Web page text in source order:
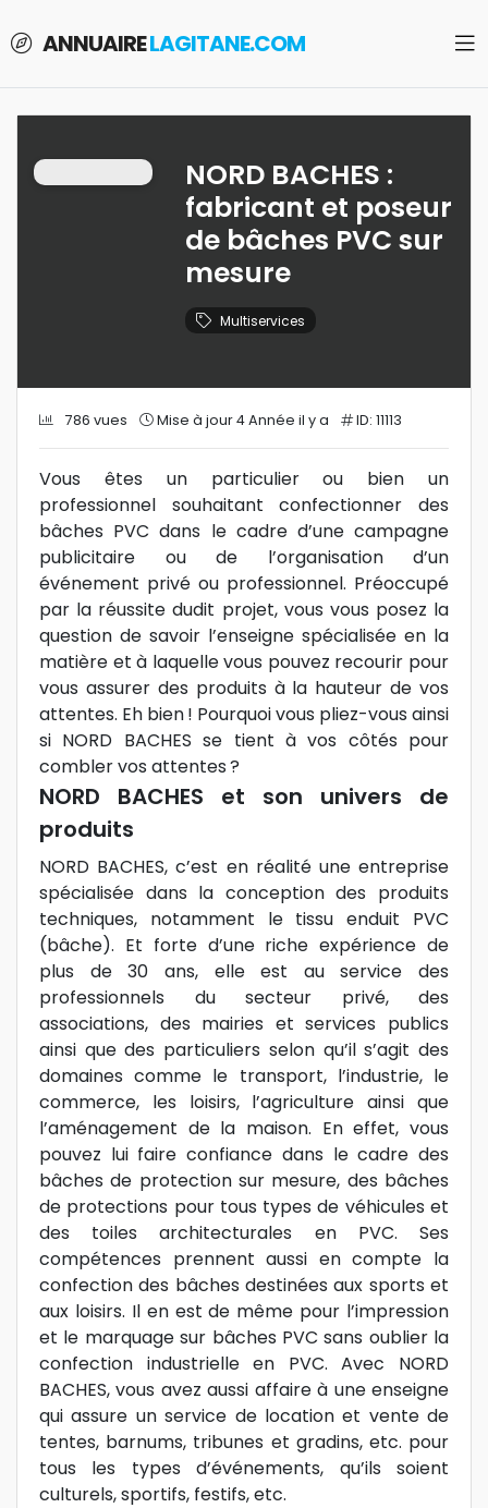
ANNUAIRELAGITANE.COM
NORD BACHES :
fabricant et poseur
de bâches PVC sur
mesure
Multiservices
786 vues Mise à jour 4 Année il y a ID: 11113
Vous êtes un particulier ou bien un
professionnel souhaitant confectionner des
bâches PVC dans le cadre d’une campagne
publicitaire ou de l’organisation d’un
événement privé ou professionnel. Préoccupé
par la réussite dudit projet, vous vous posez la
question de savoir l’enseigne spécialisée en la
matière et à laquelle vous pouvez recourir pour
vous assurer des produits à la hauteur de vos
attentes. Eh bien ! Pourquoi vous pliez-vous ainsi
si NORD BACHES se tient à vos côtés pour
combler vos attentes ?
NORD BACHES et son univers de
produits
NORD BACHES, c’est en réalité une entreprise
spécialisée dans la conception des produits
techniques, notamment le tissu enduit PVC
(bâche). Et forte d’une riche expérience de
plus de 30 ans, elle est au service des
professionnels du secteur privé, des
associations, des mairies et services publics
ainsi que des particuliers selon qu’il s’agit des
domaines comme le transport, l’industrie, le
commerce, les loisirs, l’agriculture ainsi que
l’aménagement de la maison. En effet, vous
pouvez lui faire confiance dans le cadre des
bâches de protection sur mesure, des bâches
de protections pour tous types de véhicules et
des toiles architecturales en PVC. Ses
compétences prennent aussi en compte la
confection des bâches destinées aux sports et
aux loisirs. Il en est de même pour l’impression
et le marquage sur bâches PVC sans oublier la
confection industrielle en PVC. Avec NORD
BACHES, vous avez aussi affaire à une enseigne
qui assure un service de location et vente de
tentes, barnums, tribunes et gradins, etc. pour
tous les types d’événements, qu’ils soient
culturels, sportifs, festifs, etc.